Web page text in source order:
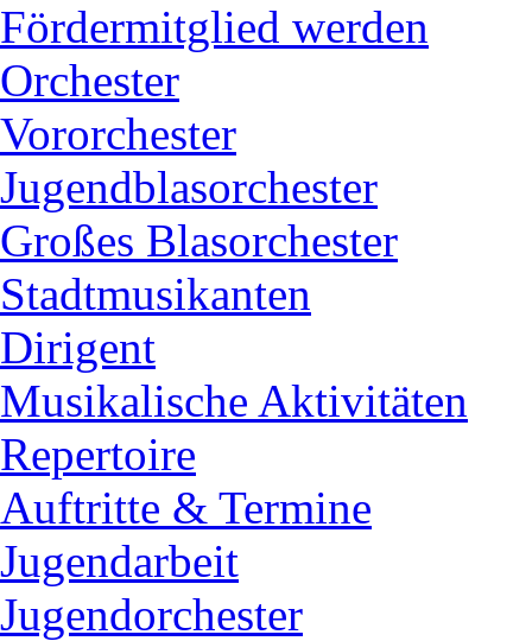
Fördermitglied werden
Orchester
Vororchester
Jugendblasorchester
Großes Blasorchester
Stadtmusikanten
Dirigent
Musikalische Aktivitäten
Repertoire
Auftritte & Termine
Jugendarbeit
Jugendorchester